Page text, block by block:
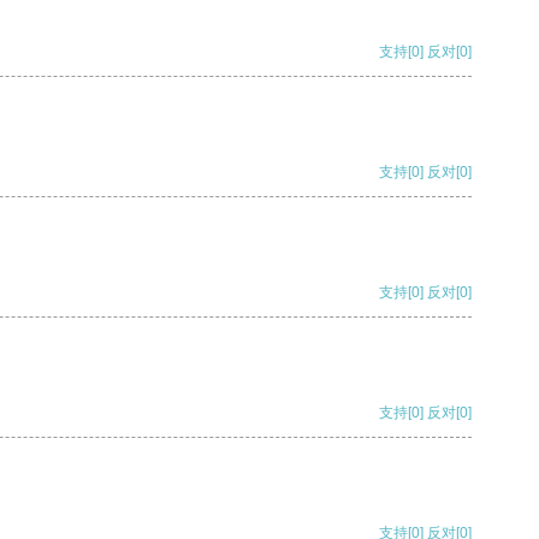
支持[0] 反对[0]
支持[0] 反对[0]
支持[0] 反对[0]
支持[0] 反对[0]
支持[0] 反对[0]